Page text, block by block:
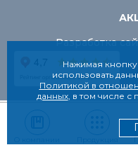
Разработка
Нажимая
использовать
Политикой в
данных, в том числе